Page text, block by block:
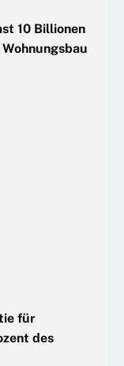
10 Billionen
für
des